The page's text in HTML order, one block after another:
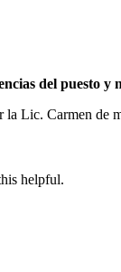
del puesto y
Lic. Carmen de
helpful.